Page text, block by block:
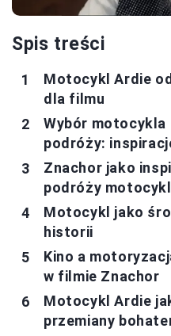
Spis treści
Motocykl Ardie
dla filmu
Wybór motocykla
podróży:
Znachor jako
podróży
Motocykl jako
historii
Kino a
w filmie Znachor
Motocykl Ardie
przemiany